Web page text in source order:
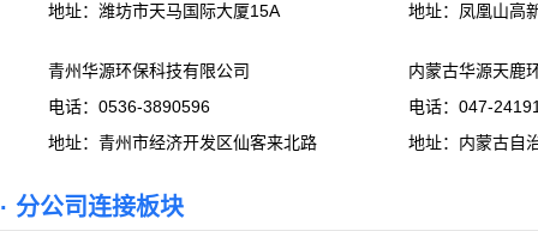
地址：潍坊市天马国际大厦15A
地址：凤凰山高
青州华源环保科技有限公司
电话：0536-3890596
地址：青州市经济开发区仙客来北路
内蒙古华源天鹿
电话：047-
地址：内蒙古自
· 分公司连接板块